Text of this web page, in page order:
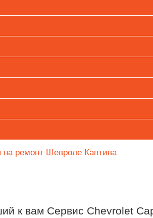
на ремонт Шевроле Каптива
к вам Сервис Chevrolet